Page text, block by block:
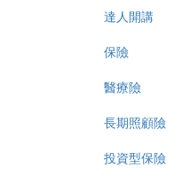
達人開講
保險
醫療險
長期照顧險
投資型保險